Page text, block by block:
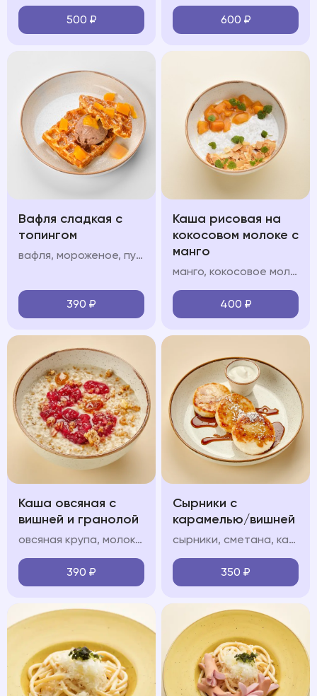
500 ₽ 600 ₽
Вафля сладкая с
топингом
вафля, мороженое, пудра, топинг: шоколад/карамель/клубника/вишня/манго
390 ₽
Каша рисовая на
кокосовом молоке с
манго
манго, кокосовое молоко, кокосовые лепестки
400 ₽
Каша овсяная с
вишней и гранолой
овсяная крупа, молоко, гранола, вишневый конфитюр
390 ₽
Сырники с
карамелью/вишней
сырники, сметана, карамель/вишневый конфитюр (на выбор), сахарная пудра
350 ₽